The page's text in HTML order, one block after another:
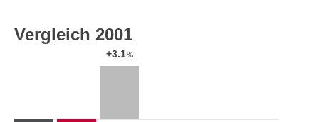
Vergleich 2001
+3.1%